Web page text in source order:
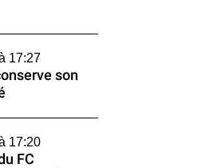
17:27
son
17:20
FC